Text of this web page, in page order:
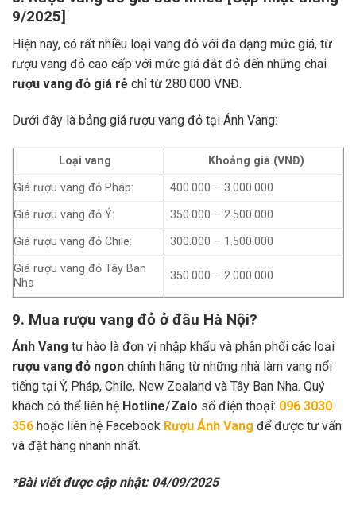
9/2025]
Hiện nay, có rất nhiều loại vang đỏ với đa dạng mức giá, từ
rượu vang đỏ cao cấp với mức giá đắt đỏ đến những chai
rượu vang đỏ giá rẻ chỉ từ 280.000 VNĐ.
Dưới đây là bảng giá rượu vang đỏ tại Ánh Vang:
Loại vang
Khoảng giá (VNĐ)
Giá rượu vang đỏ Pháp:
400.000 – 3.000.000
Giá rượu vang đỏ Ý:
350.000 – 2.500.000
Giá rượu vang đỏ Chile:
300.000 – 1.500.000
Giá rượu vang đỏ Tây Ban
Nha
350.000 – 2.000.000
9. Mua rượu vang đỏ ở đâu Hà Nội?
Ánh Vang tự hào là đơn vị nhập khẩu và phân phối các loại
rượu vang đỏ ngon chính hãng từ những nhà làm vang nổi
tiếng tại Ý, Pháp, Chile, New Zealand và Tây Ban Nha. Quý
khách có thể liên hệ Hotline/Zalo số điện thoại: 096 3030
356 hoặc liên hệ Facebook Rượu Ánh Vang để được tư vấn
và đặt hàng nhanh nhất.
*Bài viết được cập nhật: 04/09/2025